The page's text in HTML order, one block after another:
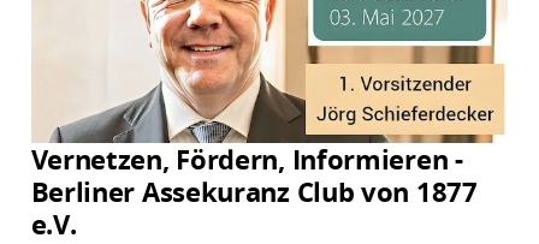
Vernetzen, Fördern, Informieren -
Berliner Assekuranz Club von 1877
e.V.